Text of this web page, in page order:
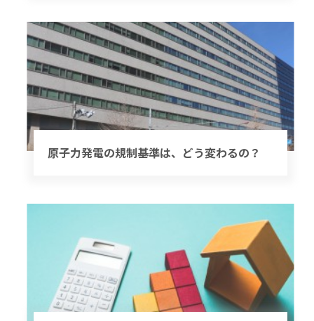
原子力発電の規制基準は、どう変わるの？